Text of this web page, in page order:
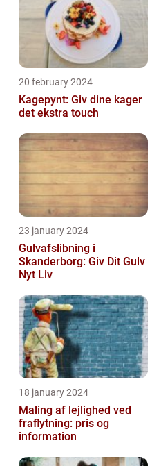
20 february 2024
Kagepynt: Giv dine kager
det ekstra touch
23 january 2024
Gulvafslibning i
Skanderborg: Giv Dit Gulv
Nyt Liv
18 january 2024
Maling af lejlighed ved
fraflytning: pris og
information